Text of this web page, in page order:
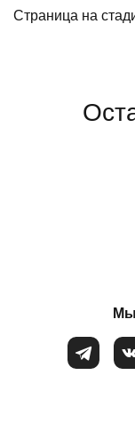
Расстройство
Созависимые и
Тревожность
Страница на
Номер
Соглашаюсь